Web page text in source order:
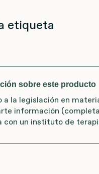
etiqueta
sobre este producto
a la legislación en
información
con un instituto de